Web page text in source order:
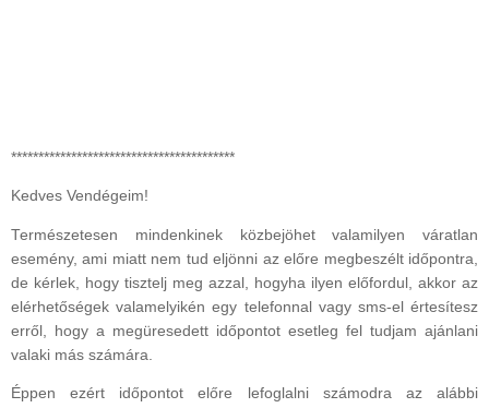
*****************************************
Kedves Vendégeim!
Természetesen mindenkinek közbejöhet valamilyen váratlan
esemény, ami miatt nem tud eljönni az előre megbeszélt időpontra,
de kérlek, hogy tisztelj meg azzal, hogyha ilyen előfordul, akkor az
elérhetőségek valamelyikén egy telefonnal vagy sms-el értesítesz
erről, hogy a megüresedett időpontot esetleg fel tudjam ajánlani
valaki más számára.
Éppen ezért időpontot előre lefoglalni számodra az alábbi